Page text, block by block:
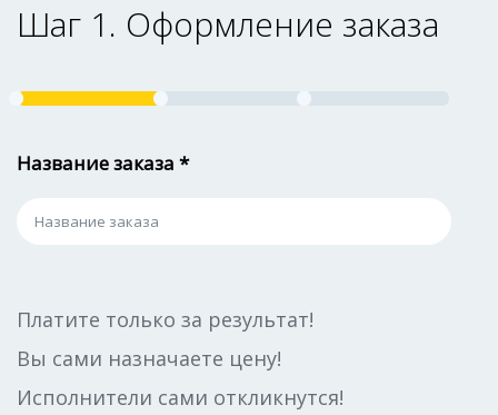
Шаг 1. Оформление заказа
Название заказа *
Платите только за результат!
Вы сами назначаете цену!
Исполнители сами откликнутся!